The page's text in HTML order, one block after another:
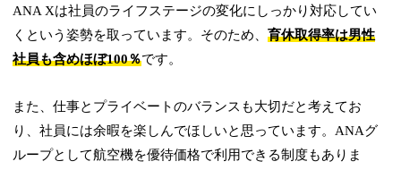
ANA Xは社員のライフステージの変化にしっかり対応してい
くという姿勢を取っています。そのため、育休取得率は男性
社員も含めほぼ100％です。
また、仕事とプライベートのバランスも大切だと考えてお
り、社員には余暇を楽しんでほしいと思っています。ANAグ
ループとして航空機を優待価格で利用できる制度もありま